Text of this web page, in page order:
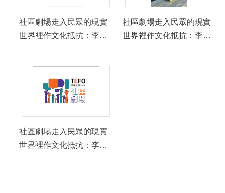
社區劇場走入民眾的現實
世界裡作文化抵抗：李秀
社區劇場走入民眾的現實
世界裡作文化抵抗：李秀
社區劇場走入民眾的現實
世界裡作文化抵抗：李秀